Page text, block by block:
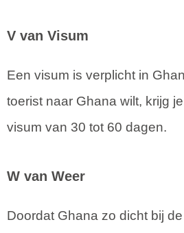
V van Visum
Een visum is verplicht in
toerist naar Ghana wilt, krijg
visum van 30 tot 60 dagen.
W van Weer
Doordat Ghana zo dicht bij